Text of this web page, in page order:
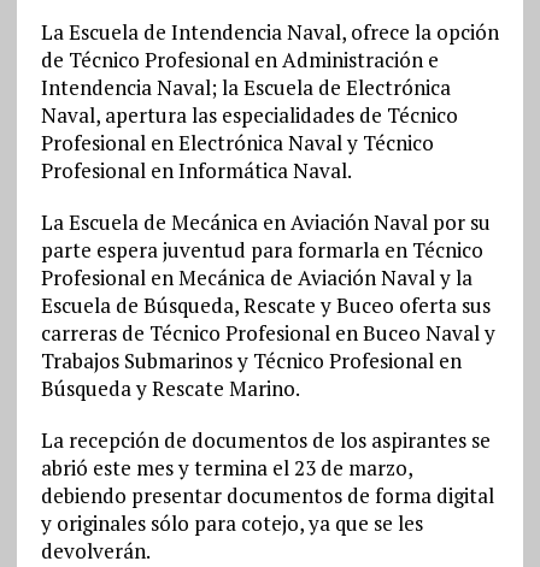
La Escuela de Intendencia Naval, ofrece la opción
de Técnico Profesional en Administración e
Intendencia Naval; la Escuela de Electrónica
Naval, apertura las especialidades de Técnico
Profesional en Electrónica Naval y Técnico
Profesional en Informática Naval.
La Escuela de Mecánica en Aviación Naval por su
parte espera juventud para formarla en Técnico
Profesional en Mecánica de Aviación Naval y la
Escuela de Búsqueda, Rescate y Buceo oferta sus
carreras de Técnico Profesional en Buceo Naval y
Trabajos Submarinos y Técnico Profesional en
Búsqueda y Rescate Marino.
La recepción de documentos de los aspirantes se
abrió este mes y termina el 23 de marzo,
debiendo presentar documentos de forma digital
y originales sólo para cotejo, ya que se les
devolverán.